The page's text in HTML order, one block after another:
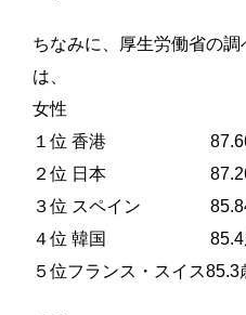
ちなみに、厚生労働省の
は、
女性
１位 香港 87.66
２位 日本 87.26
３位 スペイン
４位 韓国 85.4
５位フランス・スイス85.3